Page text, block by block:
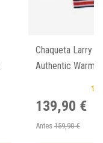
Chaqueta Larry
Authentic Warm
139,90 €
Antes 159,90 €